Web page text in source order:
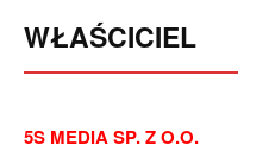
WŁAŚCICIEL
5S MEDIA SP. Z O.O.